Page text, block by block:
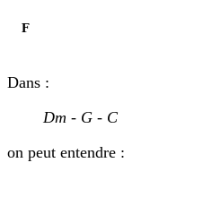
F
Dans :
Dm - G - C
on peut entendre :